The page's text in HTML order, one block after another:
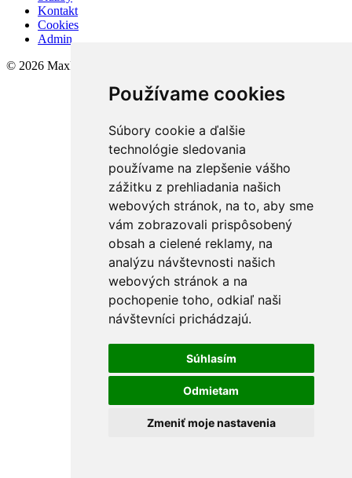
Používame cookies
Súbory cookie a ďalšie
technológie sledovania
používame na zlepšenie vášho
zážitku z prehliadania našich
webových stránok, na to, aby sme
vám zobrazovali prispôsobený
obsah a cielené reklamy, na
analýzu návštevnosti našich
webových stránok a na
pochopenie toho, odkiaľ naši
návštevníci prichádzajú.
Súhlasím
Odmietam
Zmeniť moje nastavenia
Kontakt
Cookies
Admin
© 2026 MaxReal